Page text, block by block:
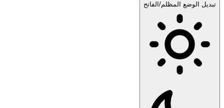
تبديل الوضع المظلم/الفاتح